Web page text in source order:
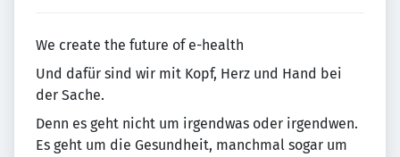
We create the future of e-health
Und dafür sind wir mit Kopf, Herz und Hand bei
der Sache.
Denn es geht nicht um irgendwas oder irgendwen.
Es geht um die Gesundheit, manchmal sogar um